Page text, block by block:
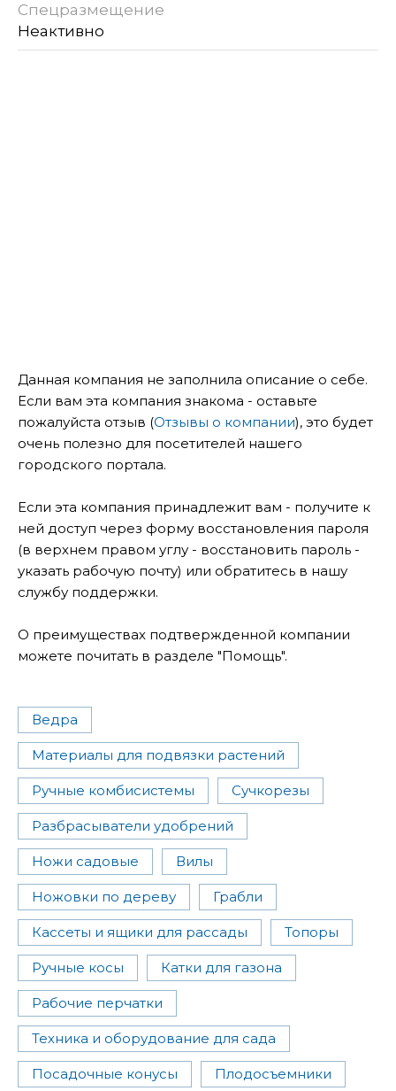
Спецразмещение
Неактивно
Данная компания не заполнила описание о себе.
Если вам эта компания знакома - оставьте
пожалуйста отзыв (Отзывы о компании), это будет
очень полезно для посетителей нашего
городского портала.
Если эта компания принадлежит вам - получите к
ней доступ через форму восстановления пароля
(в верхнем правом углу - восстановить пароль -
указать рабочую почту) или обратитесь в нашу
службу поддержки.
О преимуществах подтвержденной компании
можете почитать в разделе "Помощь".
Ведра
Материалы для подвязки растений
Ручные комбисистемы Сучкорезы
Разбрасыватели удобрений
Ножи садовые Вилы
Ножовки по дереву Грабли
Кассеты и ящики для рассады Топоры
Ручные косы Катки для газона
Рабочие перчатки
Техника и оборудование для сада
Посадочные конусы Плодосъемники